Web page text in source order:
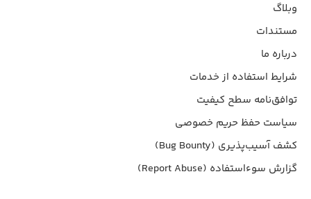
وبلاگ
مستندات
درباره ما
شرایط استفاده از خدمات
توافق‌نامه سطح کیفیت
سیاست حفظ حریم خصوصی
کشف آسیب‌پذیری (Bug Bounty)
گزارش سوءاستفاده (Report Abuse)